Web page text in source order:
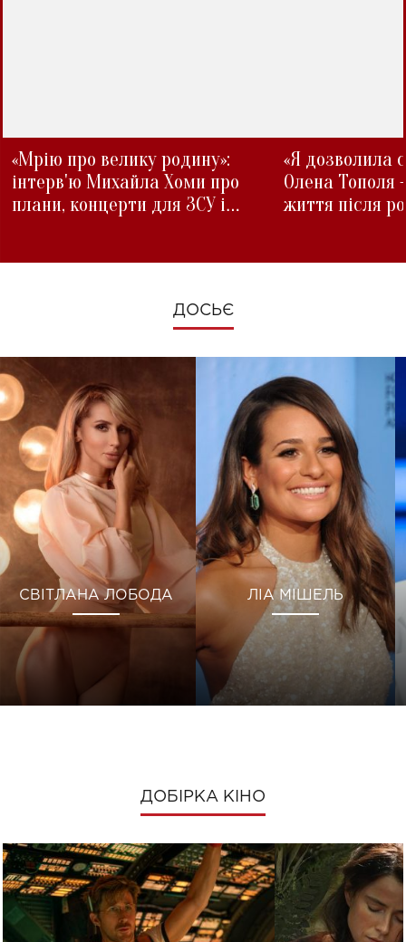
«Мрію про велику родину»:
інтерв'ю Михайла Хоми про
плани, концерти для ЗСУ і
«Я дозволила
Олена Тополя
життя після
ДОСЬЄ
СВІТЛАНА ЛОБОДА ЛІА МІШЕЛЬ
ДОБІРКА КІНО